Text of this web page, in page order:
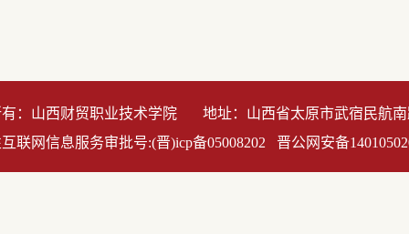
有：山西财贸职业技术学院 地址：山西省太原市武宿民航南
联网信息服务审批号:(晋)icp备05008202 晋公网安备